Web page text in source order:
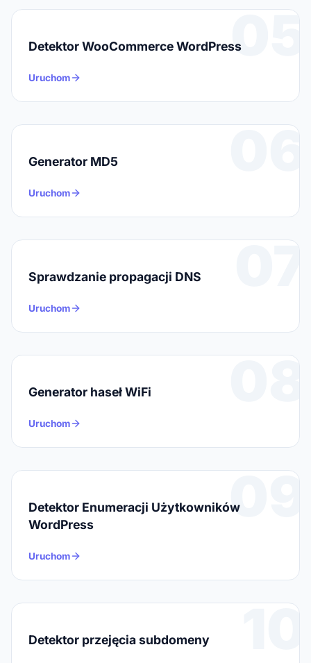
05
Detektor WooCommerce WordPress
Uruchom
06
Generator MD5
Uruchom
07
Sprawdzanie propagacji DNS
Uruchom
08
Generator haseł WiFi
Uruchom
09
Detektor Enumeracji Użytkowników
WordPress
Uruchom
10
Detektor przejęcia subdomeny